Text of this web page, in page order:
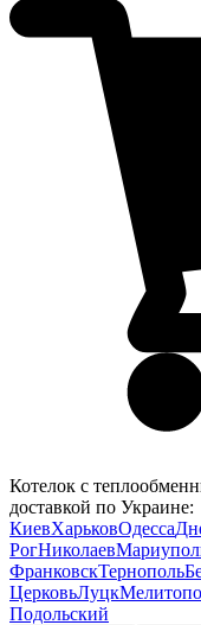
Котелок с
доставкой по Украине:
КиевХарьковОдесса
РогНиколаев
ФранковскТернополь
ЦерковьЛуцк
Подольский